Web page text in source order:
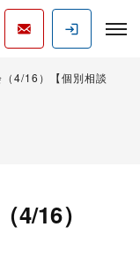
4/16）【個別相談
16）